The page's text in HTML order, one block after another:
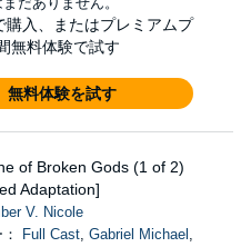
購入、またはプレミアムプ
無料体験で試す
無料体験を試す
of Broken Gods (1 of 2)
Adaptation]
V. Nicole
Full Cast, Gabriel Michael ,